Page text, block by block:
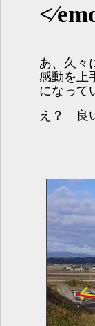
あ、久々
感動を上
になって
え？ 良